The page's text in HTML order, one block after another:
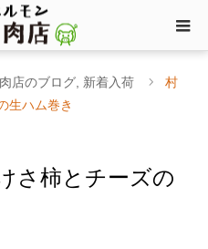
店のブログ 新着入荷
村
生ハム巻き
さ柿とチーズの